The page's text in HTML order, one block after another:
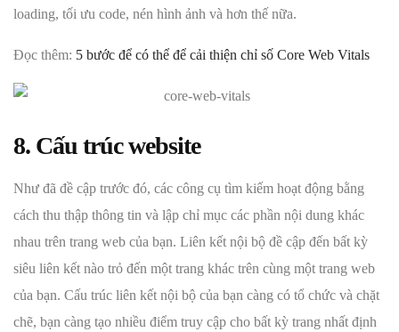
loading, tối ưu code, nén hình ảnh và hơn thế nữa.
Đọc thêm: 5 bước để có thể để cải thiện chỉ số Core Web Vitals
8. Cấu trúc website
Như đã đề cập trước đó, các công cụ tìm kiếm hoạt động bằng
cách thu thập thông tin và lập chỉ mục các phần nội dung khác
nhau trên trang web của bạn. Liên kết nội bộ đề cập đến bất kỳ
siêu liên kết nào trỏ đến một trang khác trên cùng một trang web
của bạn. Cấu trúc liên kết nội bộ của bạn càng có tổ chức và chặt
chẽ, bạn càng tạo nhiều điểm truy cập cho bất kỳ trang nhất định